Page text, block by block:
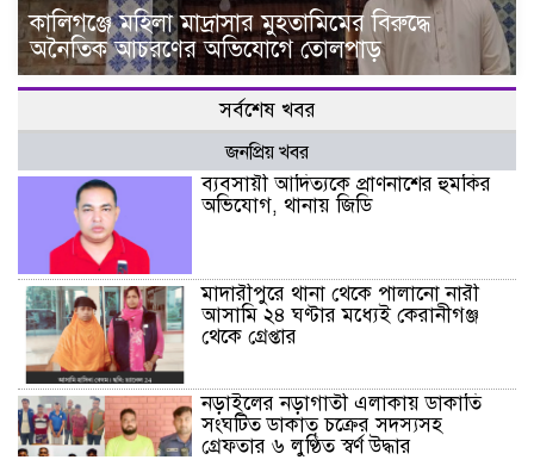
কালিগঞ্জে মহিলা মাদ্রাসার মুহতামিমের বিরুদ্ধে
অনৈতিক আচরণের অভিযোগে তোলপাড়
সর্বশেষ খবর
জনপ্রিয় খবর
ব্যবসায়ী আদিত্যকে প্রাণনাশের হুমকির
অভিযোগ, থানায় জিডি
মাদারীপুরে থানা থেকে পালানো নারী
আসামি ২৪ ঘণ্টার মধ্যেই কেরানীগঞ্জ
থেকে গ্রেপ্তার
নড়াইলের নড়াগাতী এলাকায় ডাকাতি
সংঘটিত ডাকাত চক্রের সদস্যসহ
গ্রেফতার ৬ লুণ্ঠিত স্বর্ণ উদ্ধার